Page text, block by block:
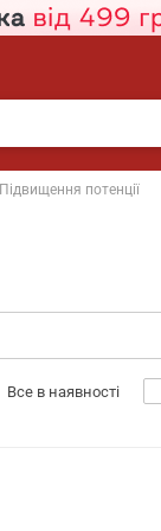
Підвищення потенції
Все в наявності